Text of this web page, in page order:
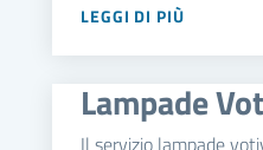
LEGGI DI PIÙ
Lampade
Il servizio lampade